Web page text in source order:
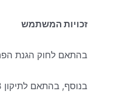
זכויות המשתמש
בהתאם לחוק הגנת
בנוסף, בהתאם לתיקון 13 לחוק הגנת הפרטיות, לכל משתמש הזכויות הבאות: